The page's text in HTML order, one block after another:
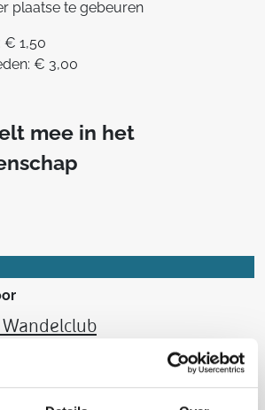
plaatse te gebeuren
€ 1,50
€ 3,00
mee in het